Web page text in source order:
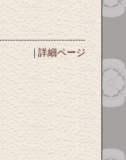
| 詳細ページ